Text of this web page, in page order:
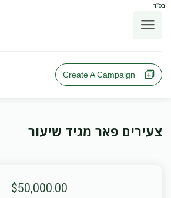
בס"ד
Create A Campaign
צעירים פאר מגיד שיעור
$50,000.00